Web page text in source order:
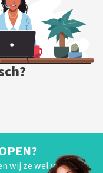
wij ze wel van je!